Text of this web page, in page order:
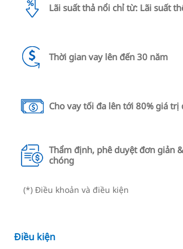
Lãi suất thả nổi chỉ từ: Lãi suất
Thời gian vay lên đến 30 năm
Cho vay tối đa lên tới 80% giá trị
Thẩm định, phê duyệt đơn giản
chóng
(*) Điều khoản và điều kiện
Điều kiện